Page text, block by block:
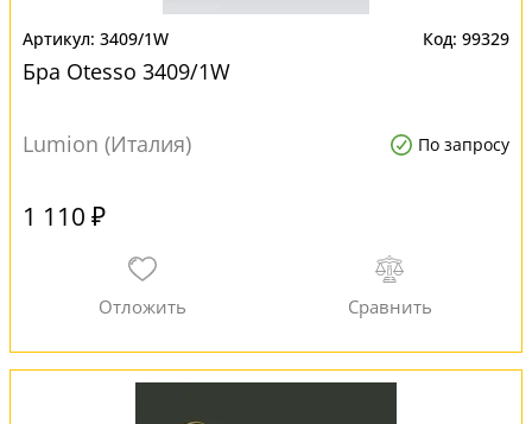
3409/1W 99329
Бра Otesso 3409/1W
Lumion (Италия) По запросу
1 110 ₽